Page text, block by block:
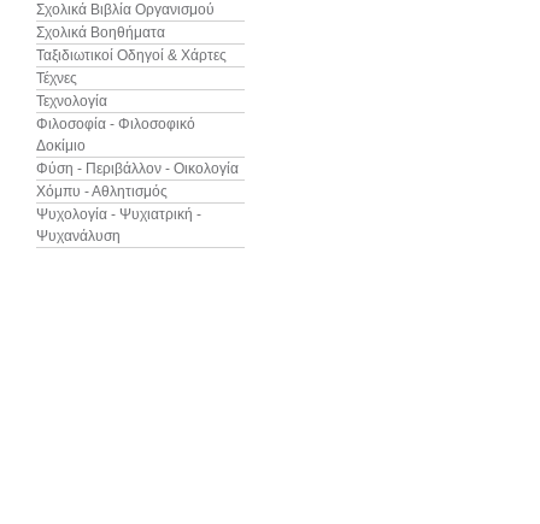
Σχολικά Βιβλία Οργανισμού
Σχολικά Βοηθήματα
Ταξιδιωτικοί Οδηγοί & Χάρτες
Τέχνες
Τεχνολογία
Φιλοσοφία - Φιλοσοφικό
Δοκίμιο
Φύση - Περιβάλλον - Οικολογία
Χόμπυ - Αθλητισμός
Ψυχολογία - Ψυχιατρική -
Ψυχανάλυση